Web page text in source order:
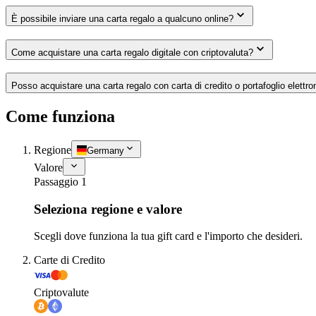
È possibile inviare una carta regalo a qualcuno online?
Come acquistare una carta regalo digitale con criptovaluta?
Posso acquistare una carta regalo con carta di credito o portafoglio
Come funziona
Regione Germany
Valore
Passaggio 1
Seleziona regione e valore
Scegli dove funziona la tua gift card e l'importo che desideri.
Carte di Credito
Criptovalute